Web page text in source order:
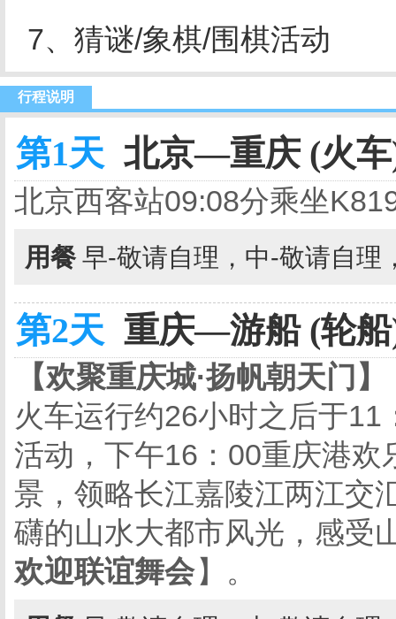
7、猜谜/象棋/围棋活动
行程说明
第1天 北京—重庆 (火
北京西客站09:08分乘坐
用餐 早-敬请自理，中-敬请自理
第2天 重庆—游船 (轮
【欢聚重庆城·扬帆朝天门】
火车运行约26小时之后于11
活动，下午16 ： 00重庆港欢
景，领略长江嘉陵江两江交
礴的山水大都市风光，感受
欢迎联谊舞会】。